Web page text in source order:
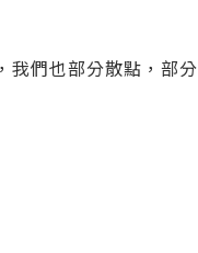
們也部分散點，部分